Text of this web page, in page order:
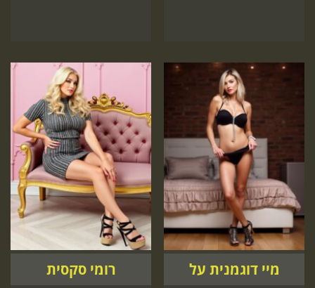
מיי דוגמנית על רומי סקסית